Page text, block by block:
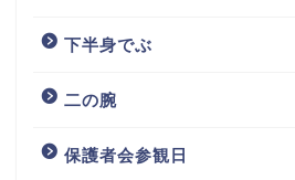
下半身でぶ
二の腕
保護者会参観日